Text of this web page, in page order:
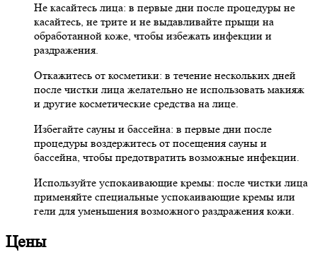
Не касайтесь лица: в первые дни после процедуры не
касайтесь, не трите и не выдавливайте прыщи на
обработанной коже, чтобы избежать инфекции и
раздражения.
Откажитесь от косметики: в течение нескольких дней
после чистки лица желательно не использовать макияж
и другие косметические средства на лице.
Избегайте сауны и бассейна: в первые дни после
процедуры воздержитесь от посещения сауны и
бассейна, чтобы предотвратить возможные инфекции.
Используйте успокаивающие кремы: после чистки лица
применяйте специальные успокаивающие кремы или
гели для уменьшения возможного раздражения кожи.
Цены